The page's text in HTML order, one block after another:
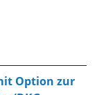
Option zur